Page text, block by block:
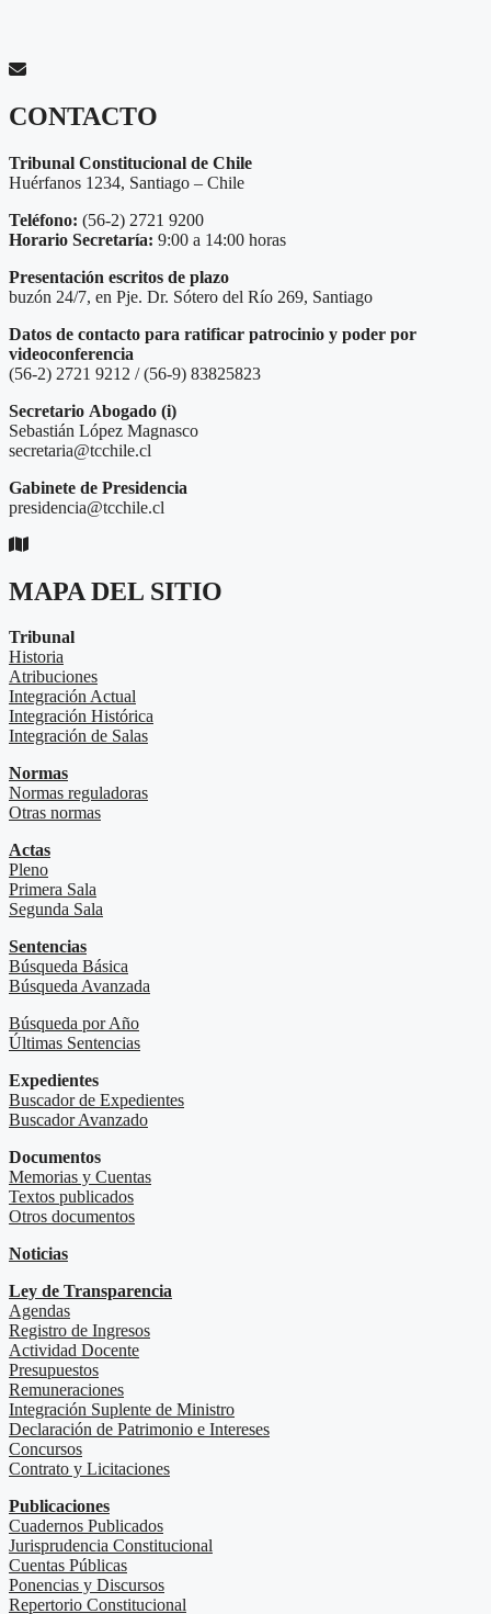
CONTACTO
Tribunal Constitucional de Chile
Huérfanos 1234, Santiago – Chile
Teléfono: (56-2) 2721 9200
Horario Secretaría: 9:00 a 14:00 horas
Presentación escritos de plazo
buzón 24/7, en Pje. Dr. Sótero del Río 269, Santiago
Datos de contacto para ratificar patrocinio y poder por
videoconferencia
(56-2) 2721 9212 / (56-9) 83825823
Secretario Abogado (i)
Sebastián López Magnasco
secretaria@tcchile.cl
Gabinete de Presidencia
presidencia@tcchile.cl
MAPA DEL SITIO
Tribunal
Historia
Atribuciones
Integración Actual
Integración Histórica
Integración de Salas
Normas
Normas reguladoras
Otras normas
Actas
Pleno
Primera Sala
Segunda Sala
Sentencias
Búsqueda Básica
Búsqueda Avanzada
Búsqueda por Año
Últimas Sentencias
Expedientes
Buscador de Expedientes
Buscador Avanzado
Documentos
Memorias y Cuentas
Textos publicados
Otros documentos
Noticias
Ley de Transparencia
Agendas
Registro de Ingresos
Actividad Docente
Presupuestos
Remuneraciones
Integración Suplente de Ministro
Declaración de Patrimonio e Intereses
Concursos
Contrato y Licitaciones
Publicaciones
Cuadernos Publicados
Jurisprudencia Constitucional
Cuentas Públicas
Ponencias y Discursos
Repertorio Constitucional